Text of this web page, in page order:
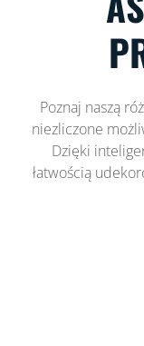
Poznaj naszą
niezliczone
Dzięki
łatwością